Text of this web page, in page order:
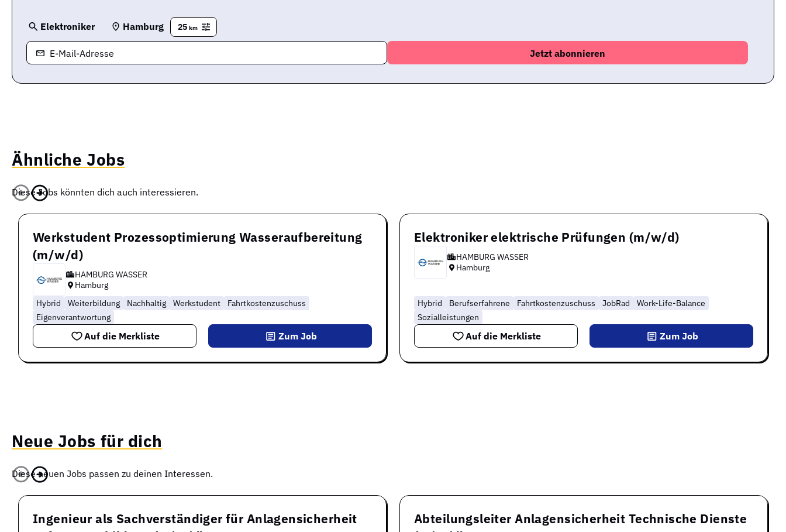
Elektroniker Hamburg 25 km
E-Mail-Adresse
Ähnliche Jobs
Diese Jobs könnten dich auch interessieren.
Werkstudent Prozessoptimierung Wasseraufbereitung
(m/w/d)
HAMBURG WASSER
Hamburg
Hybrid
Weiterbildung Nachhaltig Werkstudent
Fahrtkostenzuschuss
Eigenverantwortung
Auf die Merkliste Zum Job
Elektroniker elektrische Prüfungen (m/w/d)
HAMBURG WASSER
Hamburg
Hybrid Berufserfahrene Fahrtkostenzuschuss JobRad
Work-Life-Balance
Sozialleistungen
Auf die Merkliste Zum Job
Neue Jobs für dich
Diese neuen Jobs passen zu deinen Interessen.
Ingenieur als Sachverständiger für Anlagensicherheit
Abteilungsleiter Anlagensicherheit Technische Dienste